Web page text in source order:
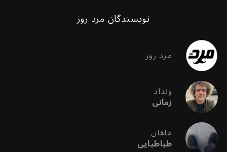
نویسندگان مرد روز
مرد روز
ونداد
زمانی
ماهان
طباطبایی